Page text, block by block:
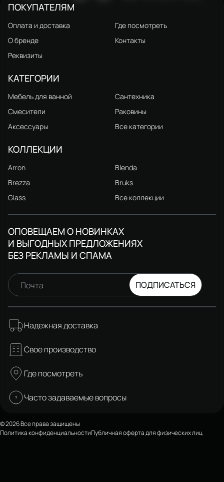
ПОКУПАТЕЛЯМ
Оплата и доставка
Где посмотреть
О бренде
Контакты
Реквизиты
КАТЕГОРИИ
Мебель для ванной
Сантехника
Смесители
Раковины
Аксессуары
Все категории
КОЛЛЕКЦИИ
Arron
Blenda
Brezza
Bruks
Glass
Все коллекции
ОПОВЕЩАЕМ О НОВИНКАХ
И ВЫГОДНЫХ ПРЕДЛОЖЕНИЯХ
БЕЗ РЕКЛАМЫ И СПАМА
Почта ПОДПИСАТЬСЯ
Надежная доставка
Свое производство
Где посмотреть
Часто задаваемые вопросы
© 2026 Все права защищены
Политика конфиденциальностиПубличная оферта для физических лиц